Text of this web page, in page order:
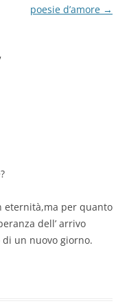
poesie d’amore →
eternità,ma per quanto
dell’ arrivo
di un nuovo giorno.